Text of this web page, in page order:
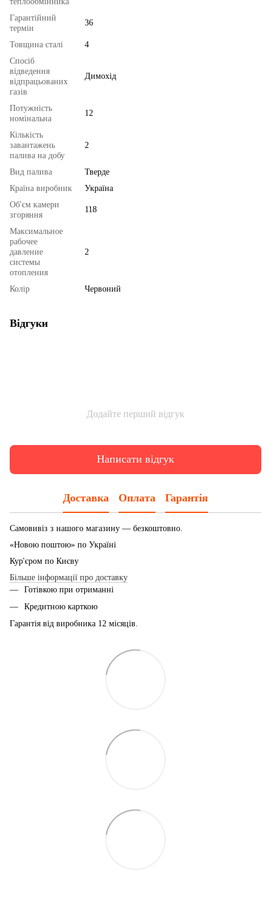
Гарантійний
термін
36
Товщина сталі
4
Спосіб
відведення
відпрацьованих
газів
Димохід
Потужність
номінальна
12
Кількість
завантажень
палива на добу
2
Вид палива
Тверде
Країна виробник
Україна
Об'єм камери
згоряння
118
Максимальное
рабочее
давление
системы
отопления
2
Колір Червоний
Відгуки
Додайте перший відгук
Написати відгук
Доставка Оплата Гарантія
Самовивіз з нашого магазину — безкоштовно.
«Новою поштою» по Україні
Кур'єром по Києву
Більше інформації про доставку
Готівкою при отриманні
Кредитною карткою
Гарантія від виробника 12 місяців.